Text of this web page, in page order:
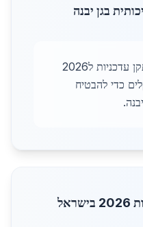
בגן יבנה
בחר נירוסטה עם תעודות תקן עדכניות ל2026
של 13000 שקלים כדי להבטיח